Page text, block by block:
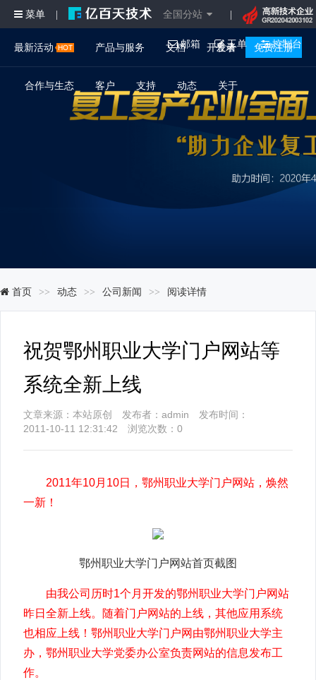
最新活动 产品与服务 文档 开发者
合作与生态 客户 支持 动态 关于
登录 免费注册
菜单 全国分站
邮箱 工单 控制台
首页 动态 公司新闻 阅读详情
祝贺鄂州职业大学门户网站等
系统全新上线
文章来源：本站原创 发布者：admin 发布时间：
2011-10-11 12:31:42 浏览次数： 0
2011年10月10日，鄂州职业大学门户网站，焕然
一新！
鄂州职业大学门户网站首页截图
由我公司历时1个月开发的鄂州职业大学门户网站
昨日全新上线。随着门户网站的上线，其他应用系统
也相应上线！鄂州职业大学门户网由鄂州职业大学主
办，鄂州职业大学党委办公室负责网站的信息发布工
作。